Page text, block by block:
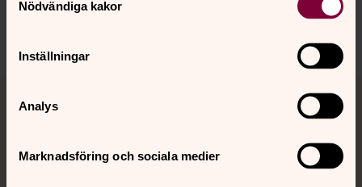
Nödvändiga kakor
Inställningar
Analys
Marknadsföring och sociala medier
Kontakt